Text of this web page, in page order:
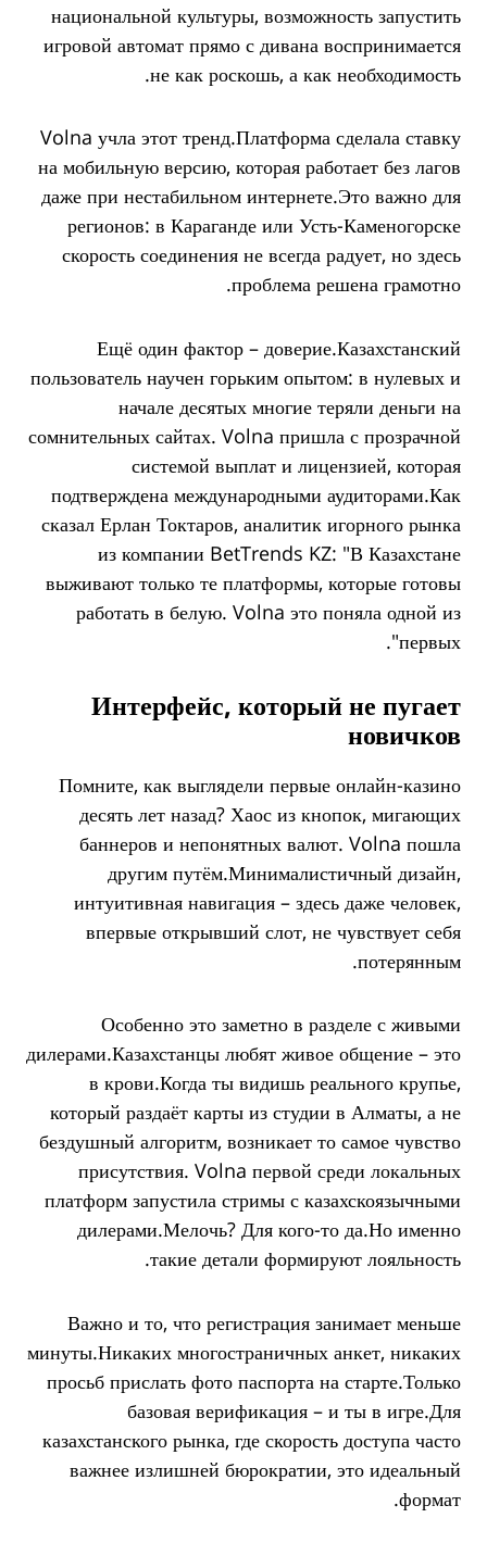
национальной культуры, возможность запустить
игровой автомат прямо с дивана воспринимается
не как роскошь, а как необходимость.
Volna учла этот тренд.Платформа сделала ставку
на мобильную версию, которая работает без лагов
даже при нестабильном интернете.Это важно для
регионов: в Караганде или Усть-Каменогорске
скорость соединения не всегда радует, но здесь
проблема решена грамотно.
Ещё один фактор – доверие.Казахстанский
пользователь научен горьким опытом: в нулевых и
начале десятых многие теряли деньги на
сомнительных сайтах. Volna пришла с прозрачной
системой выплат и лицензией, которая
подтверждена международными аудиторами.Как
сказал Ерлан Токтаров, аналитик игорного рынка
из компании BetTrends KZ: "В Казахстане
выживают только те платформы, которые готовы
работать в белую. Volna это поняла одной из
первых".
Интерфейс, который не пугает
новичков
Помните, как выглядели первые онлайн-казино
десять лет назад? Хаос из кнопок, мигающих
баннеров и непонятных валют. Volna пошла
другим путём.Минималистичный дизайн,
интуитивная навигация – здесь даже человек,
впервые открывший слот, не чувствует себя
потерянным.
Особенно это заметно в разделе с живыми
дилерами.Казахстанцы любят живое общение – это
в крови.Когда ты видишь реального крупье,
который раздаёт карты из студии в Алматы, а не
бездушный алгоритм, возникает то самое чувство
присутствия. Volna первой среди локальных
платформ запустила стримы с казахскоязычными
дилерами.Мелочь? Для кого-то да.Но именно
такие детали формируют лояльность.
Важно и то, что регистрация занимает меньше
минуты.Никаких многостраничных анкет, никаких
просьб прислать фото паспорта на старте.Только
базовая верификация – и ты в игре.Для
казахстанского рынка, где скорость доступа часто
важнее излишней бюрократии, это идеальный
формат.